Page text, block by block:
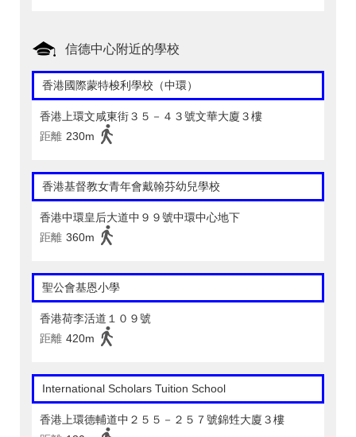
信德中心附近的學校
香港國際蒙特梭利學校（中環）
香港上環文咸東街３５－４３號文華大廈３樓
距離 230m
香港基督教女青年會戴翰芬幼兒學校
香港中環皇后大道中９９號中環中心地下
距離 360m
聖公會基恩小學
香港荷李活道１０９號
距離 420m
International Scholars Tuition School
香港上環德輔道中２５５－２５７號錦甡大廈３樓